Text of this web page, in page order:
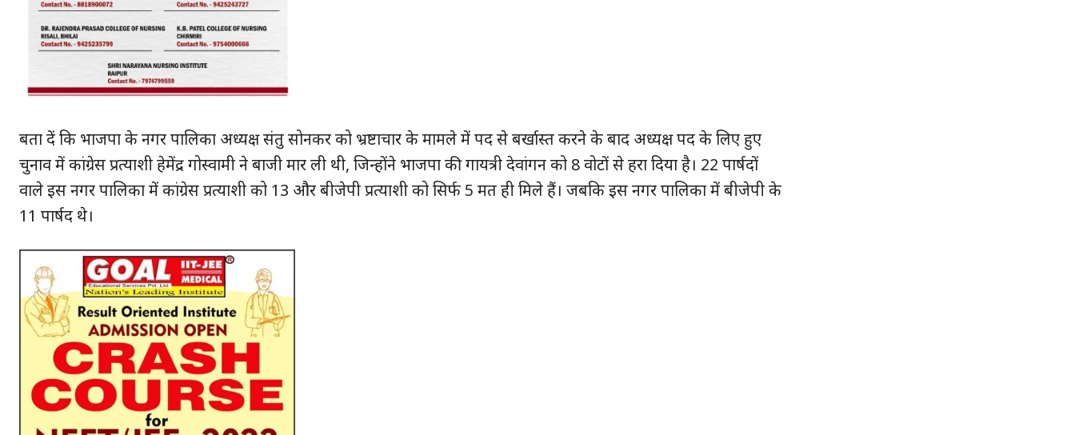
क्विक लिंक्स
मुख्य पेज
हमारे बारे में
बता दें कि भाजपा के नगर पालिका अध्यक्ष संतु सोनकर को भ्रष्टाचार के मामले में पद से बर्खास्त करने के बाद अध्यक्ष पद के लिए हुए
चुनाव में कांग्रेस प्रत्याशी हेमेंद्र गोस्वामी ने बाजी मार ली थी, जिन्होंने भाजपा की गायत्री देवांगन को 8 वोटों से हरा दिया है। 22 पार्षदों
वाले इस नगर पालिका में कांग्रेस प्रत्याशी को 13 और बीजेपी प्रत्याशी को सिर्फ 5 मत ही मिले हैं। जबकि इस नगर पालिका में बीजेपी के
11 पार्षद थे।